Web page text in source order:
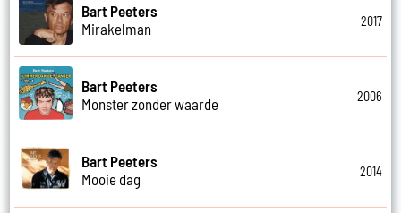
Bart Peeters
Mirakelman
2017
Bart Peeters
Monster zonder waarde
2006
Bart Peeters
Mooie dag
2014